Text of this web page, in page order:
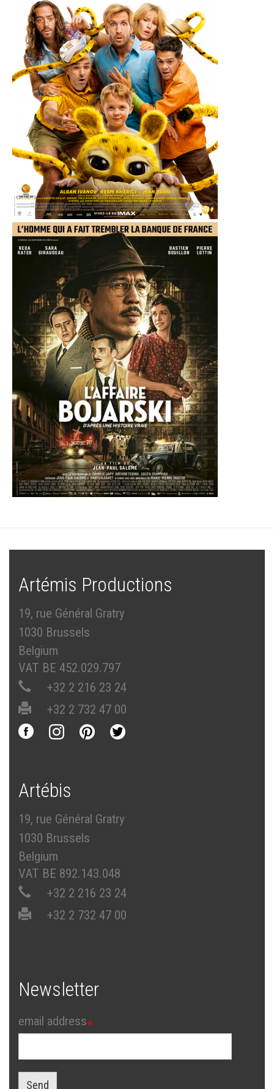
Artémis Productions
19, rue Général Gratry
1030 Brussels
Belgium
VAT BE 452.029.797
+32 2 216 23 24
+32 2 732 47 00
Artébis
19, rue Général Gratry
1030 Brussels
Belgium
VAT BE 892.143.048
+32 2 216 23 24
+32 2 732 47 00
Newsletter
email address
Send